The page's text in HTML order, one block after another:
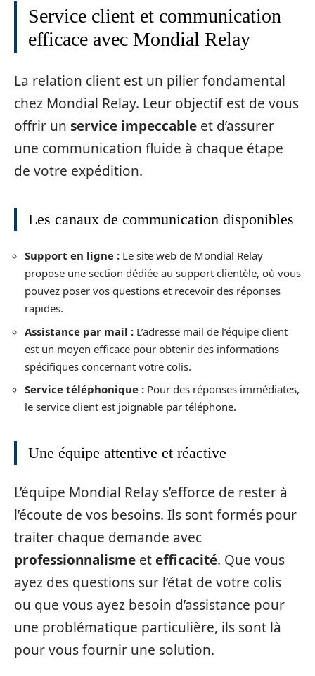
Service client et communication
efficace avec Mondial Relay
La relation client est un pilier fondamental
chez Mondial Relay. Leur objectif est de vous
offrir un service impeccable et d’assurer
une communication fluide à chaque étape
de votre expédition.
Les canaux de communication disponibles
Support en ligne : Le site web de Mondial Relay
propose une section dédiée au support clientèle, où vous
pouvez poser vos questions et recevoir des réponses
rapides.
Assistance par mail : L’adresse mail de l’équipe client
est un moyen efficace pour obtenir des informations
spécifiques concernant votre colis.
Service téléphonique : Pour des réponses immédiates,
le service client est joignable par téléphone.
Une équipe attentive et réactive
L’équipe Mondial Relay s’efforce de rester à
l’écoute de vos besoins. Ils sont formés pour
traiter chaque demande avec
professionnalisme etefficacité. Que vous
ayez des questions sur l’état de votre colis
ou que vous ayez besoin d’assistance pour
une problématique particulière, ils sont là
pour vous fournir une solution.